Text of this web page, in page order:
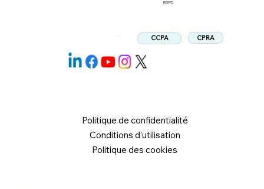
Politique de confidentialité
Conditions d'utilisation
Politique des cookies
RGPD
CCPA CPRA